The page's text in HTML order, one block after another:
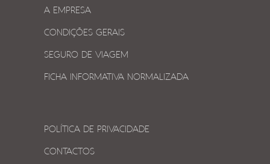
A EMPRESA
CONDIÇÕES GERAIS
SEGURO DE VIAGEM
FICHA INFORMATIVA NORMALIZADA
POLÍTICA DE PRIVACIDADE
CONTACTOS